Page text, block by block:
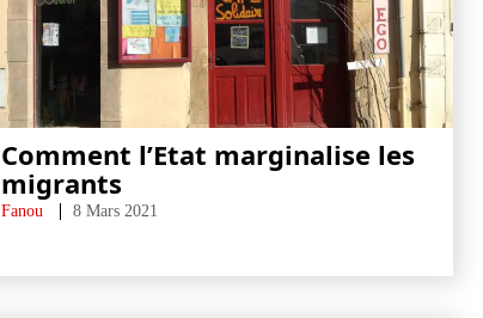
Comment l’Etat marginalise les
migrants
Fanou 8 Mars 2021